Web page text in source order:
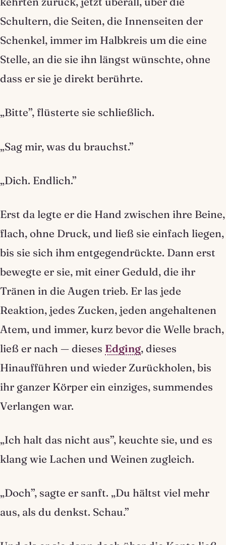
Schultern, die Seiten, die Innenseiten der
Schenkel, immer im Halbkreis um die eine
Stelle, an die sie ihn längst wünschte, ohne
dass er sie je direkt berührte.
„Bitte”, flüsterte sie schließlich.
„Sag mir, was du brauchst.”
„Dich. Endlich.”
Erst da legte er die Hand zwischen ihre Beine,
flach, ohne Druck, und ließ sie einfach liegen,
bis sie sich ihm entgegendrückte. Dann erst
bewegte er sie, mit einer Geduld, die ihr
Tränen in die Augen trieb. Er las jede
Reaktion, jedes Zucken, jeden angehaltenen
Atem, und immer, kurz bevor die Welle brach,
ließ er nach — dieses Edging, dieses
Hinaufführen und wieder Zurückholen, bis
ihr ganzer Körper ein einziges, summendes
Verlangen war.
„Ich halt das nicht aus”, keuchte sie, und es
klang wie Lachen und Weinen zugleich.
„Doch”, sagte er sanft. „Du hältst viel mehr
aus, als du denkst. Schau.”